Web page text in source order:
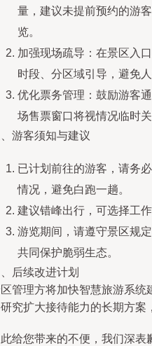
量，建议未提前预约的游
览。
加强现场疏导：在景区入
时段、分区域引导，避免人
优化票务管理：鼓励游客
场售票窗口将视情况临时关
游客须知与建议
已计划前往的游客，请务
情况，避免白跑一趟。
建议错峰出行，可选择工
游览期间，请遵守景区规
共同保护脆弱生态。
后续改进计划
管理方将加快智慧旅游系统
究扩大接待能力的长期方案
给您带来的不便，我们深表